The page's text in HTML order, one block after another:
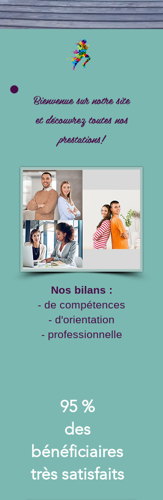
Bienvenue sur notre site
et découvrez toutes nos
prestations!
Nos bilans :
- de compétences
- d'orientation
- professionnelle
95 %
des
bénéficiaires
très satisfaits